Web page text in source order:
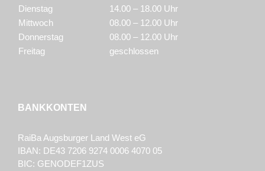
Dienstag
14.00 – 18.00 Uhr
Mittwoch
08.00 – 12.00 Uhr
Donnerstag
08.00 – 12.00 Uhr
Freitag
geschlossen
BANKKONTEN
RaiBa Augsburger Land West eG
IBAN: DE43 7206 9274 0006 4070 05
BIC: GENODEF1ZUS